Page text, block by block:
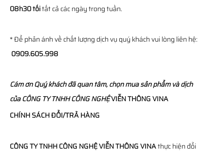
08h30 tốitất cả các ngày trong tuần.
* Để phản ánh về chất lượng dịch vụ quý khách vui lòng liên hệ:
0909.605.998
Cám ơn Quý khách đã quan tâm, chọn mua sản phẩm và dịch
củaCÔNG TY TNHH CÔNG NGHỆVIỄN THÔNGVINA
CHÍNH SÁCH ĐỔI/TRẢ HÀNG
CÔNG TY TNHH CÔNG NGHỆ VIỄN THÔNG VINAthực hiện đổi